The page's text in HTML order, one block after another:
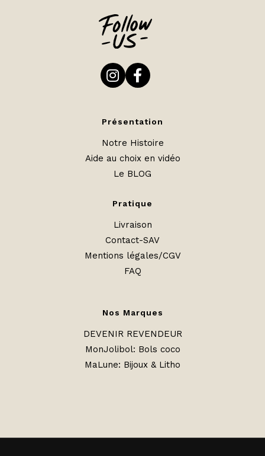
Présentation
Notre Histoire
Aide au choix en vidéo
Le BLOG
Pratique
Livraison
Contact-SAV
Mentions légales/CGV
FAQ
Nos Marques
DEVENIR REVENDEUR
MonJolibol: Bols coco
MaLune: Bijoux & Litho